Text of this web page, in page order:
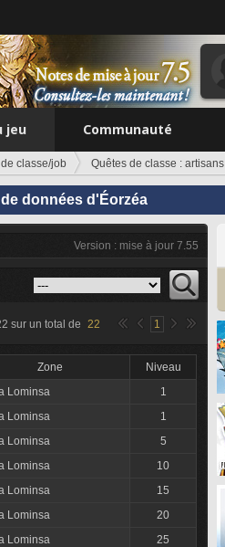
jeu Communauté
classe/job Quêtes de classe : artisans
de données d'Éorzéa
Version : mise à jour 7.55
sur un total de 22 1
Zone
Niveau
Lominsa
1
Lominsa
1
Lominsa
5
Lominsa
10
Lominsa
15
Lominsa
20
Lominsa
25